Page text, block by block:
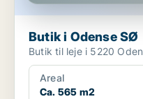
Butik i Odense SØ
Butik til leje i 5220
Areal
Ca. 565 m2